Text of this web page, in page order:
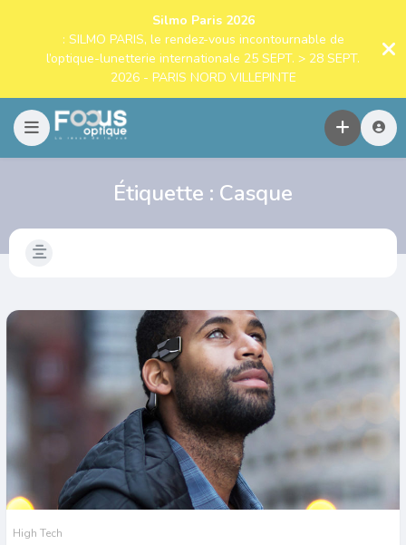
Silmo Paris 2026
: SILMO PARIS, le rendez-vous incontournable de
l’optique-lunetterie internationale 25 SEPT. > 28 SEPT.
2026 - PARIS NORD VILLEPINTE
Étiquette : Casque
High Tech